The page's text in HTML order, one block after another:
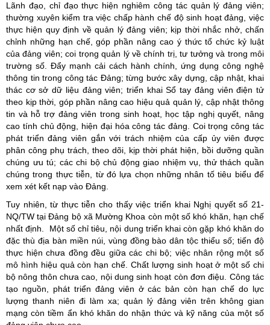
Lãnh đạo, chỉ đạo thực hiện nghiêm công tác quản lý đảng viên;
thường xuyên kiểm tra việc chấp hành chế độ sinh hoạt đảng, việc
thực hiện quy định về quản lý đảng viên; kịp thời nhắc nhở, chấn
chỉnh những hạn chế, góp phần nâng cao ý thức tổ chức kỷ luật
của đảng viên; coi trọng quản lý về chính trị, tư tưởng và trong môi
trường số. Đẩy mạnh cải cách hành chính, ứng dụng công nghệ
thông tin trong công tác Đảng; từng bước xây dựng, cập nhật, khai
thác cơ sở dữ liệu đảng viên; triển khai Sổ tay đảng viên điện tử
theo kịp thời, góp phần nâng cao hiệu quả quản lý, cập nhật thông
tin và hỗ trợ đảng viên trong sinh hoạt, học tập nghị quyết, nâng
cao tính chủ động, hiện đại hóa công tác đảng. Coi trọng công tác
phát triển đảng viên gắn với trách nhiệm của cấp ủy viên được
phân công phụ trách, theo dõi, kịp thời phát hiện, bồi dưỡng quần
chúng ưu tú; các chi bộ chủ động giao nhiệm vụ, thử thách quần
chúng trong thực tiễn, từ đó lựa chọn những nhân tố tiêu biểu để
xem xét kết nạp vào Đảng.
Tuy nhiên, từ thực tiễn cho thấy việc triển khai Nghị quyết số 21-
NQ/TW tại Đảng bộ xã Mường Khoa còn một số khó khăn, hạn chế
nhất định. Một số chỉ tiêu, nội dung triển khai còn gặp khó khăn do
đặc thù địa bàn miền núi, vùng đồng bào dân tộc thiểu số; tiến độ
thực hiện chưa đồng đều giữa các chi bộ; việc nhân rộng một số
mô hình hiệu quả còn hạn chế. Chất lượng sinh hoạt ở một số chi
bộ nông thôn chưa cao, nội dung sinh hoạt còn đơn điệu. Công tác
tạo nguồn, phát triển đảng viên ở các bản còn hạn chế do lực
lượng thanh niên đi làm xa; quản lý đảng viên trên không gian
mạng còn tiềm ẩn khó khăn do nhận thức và kỹ năng của một số